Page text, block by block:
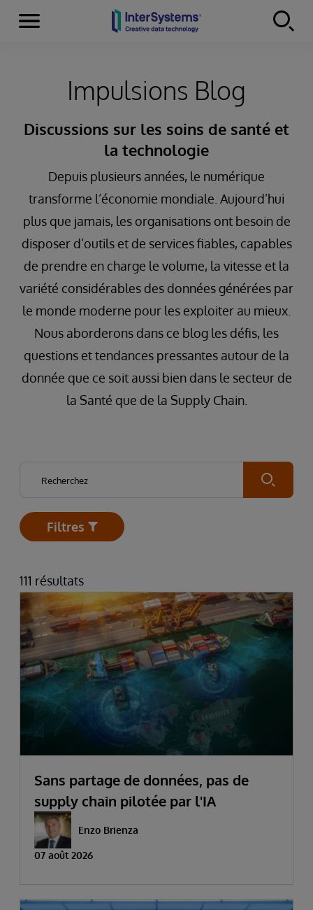
Skip to content
Menu
Impulsions Blog
Discussions sur les soins de santé et
la technologie
Depuis plusieurs années, le numérique
transforme l’économie mondiale. Aujourd’hui
plus que jamais, les organisations ont besoin de
disposer d’outils et de services fiables, capables
de prendre en charge le volume, la vitesse et la
variété considérables des données générées par
le monde moderne pour les exploiter au mieux.
Nous aborderons dans ce blog les défis, les
questions et tendances pressantes autour de la
donnée que ce soit aussi bien dans le secteur de
la Santé que de la Supply Chain.
Submit
Open
Filtres
111 résultats
Sans partage de données, pas de
supply chain pilotée par l'IA
Enzo Brienza
07 août 2026